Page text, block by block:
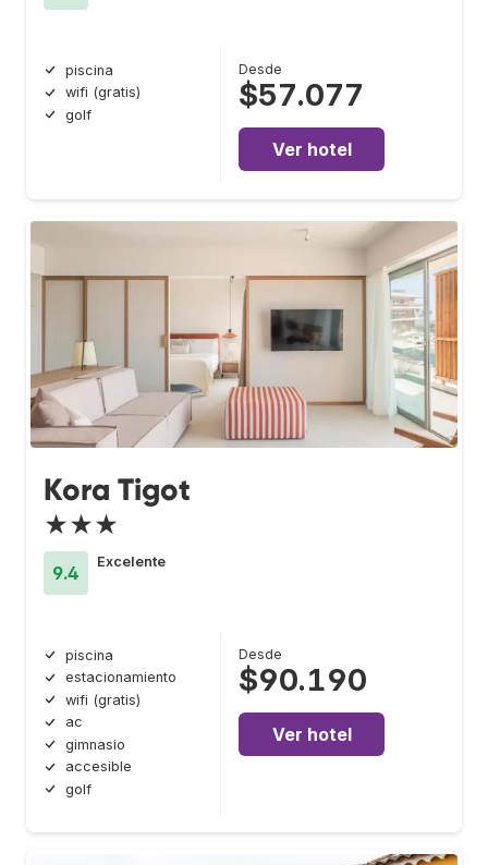
piscina
wifi (gratis)
golf
Desde
$57.077
Ver hotel
Kora Tigot
★★★
9.4
Excelente
piscina
estacionamiento
wifi (gratis)
ac
gimnasio
accesible
golf
Desde
$90.190
Ver hotel